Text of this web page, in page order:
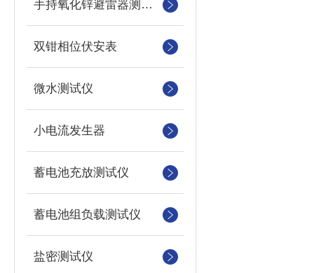
手持氧化锌避雷器测试仪
双钳相位伏安表
微水测试仪
小电流发生器
蓄电池充放测试仪
蓄电池组负载测试仪
盐密测试仪